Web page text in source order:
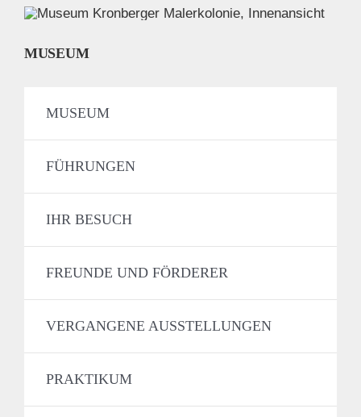
MUSEUM
MUSEUM
FÜHRUNGEN
IHR BESUCH
FREUNDE UND FÖRDERER
VERGANGENE AUSSTELLUNGEN
PRAKTIKUM